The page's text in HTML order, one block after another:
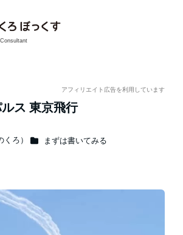
アフィリエイト広告を利用しています
ス 東京飛行
ろ） カテゴリー
まずは書いてみる